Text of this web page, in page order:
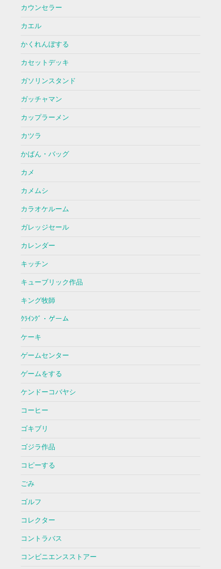
カウンセラー
カエル
かくれんぼする
カセットデッキ
ガソリンスタンド
ガッチャマン
カップラーメン
カツラ
かばん・バッグ
カメ
カメムシ
カラオケルーム
ガレッジセール
カレンダー
キッチン
キューブリック作品
キング牧師
ｸﾗｲﾝｸﾞ・ゲーム
ケーキ
ゲームセンター
ゲームをする
ケンドーコバヤシ
コーヒー
ゴキブリ
ゴジラ作品
コピーする
ごみ
ゴルフ
コレクター
コントラバス
コンビニエンスストアー